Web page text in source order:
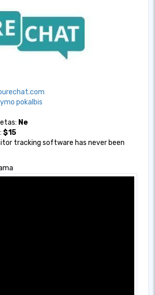
pokalbis
Ne
$15
tracking software has never been